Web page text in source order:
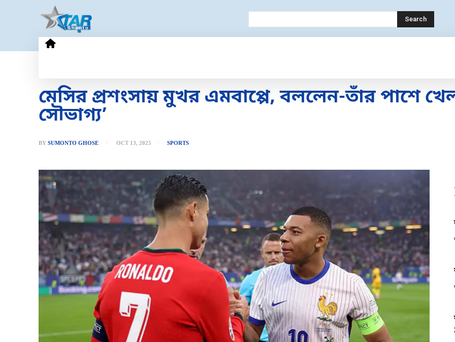
Search
মেসির প্রশংসায় মুখর এমবাপ্পে, বললেন-তাঁর পাশে
সৌভাগ্য’
BY SUMONTO GHOSE OCT 13, 2025 SPORTS